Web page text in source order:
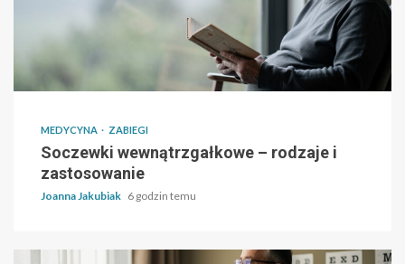
MEDYCYNA ZABIEGI
Soczewki wewnątrzgałkowe – rodzaje i
zastosowanie
Joanna Jakubiak 6 godzin temu